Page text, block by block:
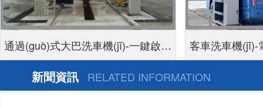
通過(guò)式大巴洗車機(jī)-一鍵啟動
(dòng)自動(dòng)清洗[隆茂鑫晟]
客車洗車機(jī)-
新聞資訊 RELATED INFORMATION